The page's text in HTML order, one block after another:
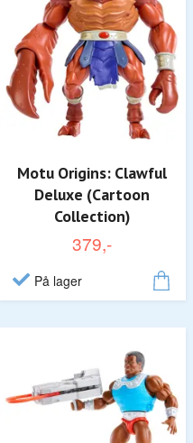
Motu Origins: Clawful
Deluxe (Cartoon
Collection)
379,-
På lager